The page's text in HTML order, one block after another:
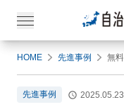
HOME 先進事例
先進事例 2025.05.23